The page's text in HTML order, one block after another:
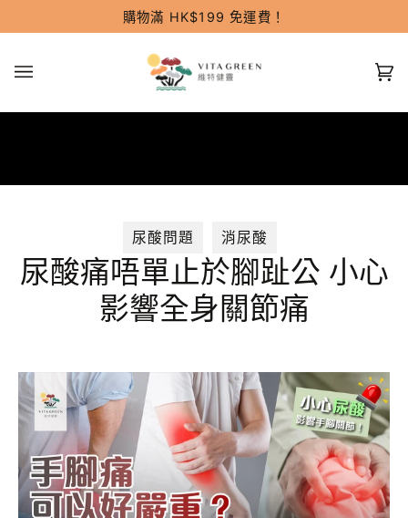
過
購物滿 HK$199 免運費！
尿酸問題 消尿酸
尿酸痛唔單止於腳趾公 小心
影響全身關節痛